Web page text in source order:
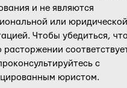
и не являются
или юридической
Чтобы убедиться,
расторжении
с
юристом.